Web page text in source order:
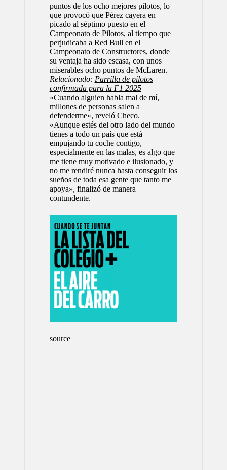
puntos de los ocho mejores pilotos, lo
que provocó que Pérez cayera en
picado al séptimo puesto en el
Campeonato de Pilotos, al tiempo que
perjudicaba a Red Bull en el
Campeonato de Constructores, donde
su ventaja ha sido escasa, con unos
miserables ocho puntos de McLaren.
Relacionado: Parrilla de pilotos
confirmada para la F1 2025
«Cuando alguien habla mal de mí,
millones de personas salen a
defenderme», reveló Checo.
«Aunque estés del otro lado del mundo
tienes a todo un país que está
empujando tu coche contigo,
especialmente en las malas, es algo que
me tiene muy motivado e ilusionado, y
no me rendiré nunca hasta conseguir los
sueños de toda esa gente que tanto me
apoya», finalizó de manera
contundente.
source